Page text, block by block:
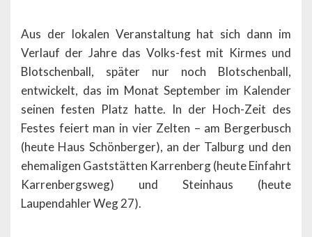
Aus der lokalen Veranstaltung hat sich dann im
Verlauf der Jahre das Volks-fest mit Kirmes und
Blotschenball, später nur noch Blotschenball,
entwickelt, das im Monat September im Kalender
seinen festen Platz hatte. In der Hoch-Zeit des
Festes feiert man in vier Zelten – am Bergerbusch
(heute Haus Schönberger), an der Talburg und den
ehemaligen Gaststätten Karrenberg (heute Einfahrt
Karrenbergsweg) und Steinhaus (heute
Laupendahler Weg 27).